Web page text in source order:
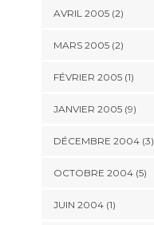
AVRIL 2005 (2)
MARS 2005 (2)
FÉVRIER 2005 (1)
JANVIER 2005 (9)
DÉCEMBRE 2004 (3)
OCTOBRE 2004 (5)
JUIN 2004 (1)